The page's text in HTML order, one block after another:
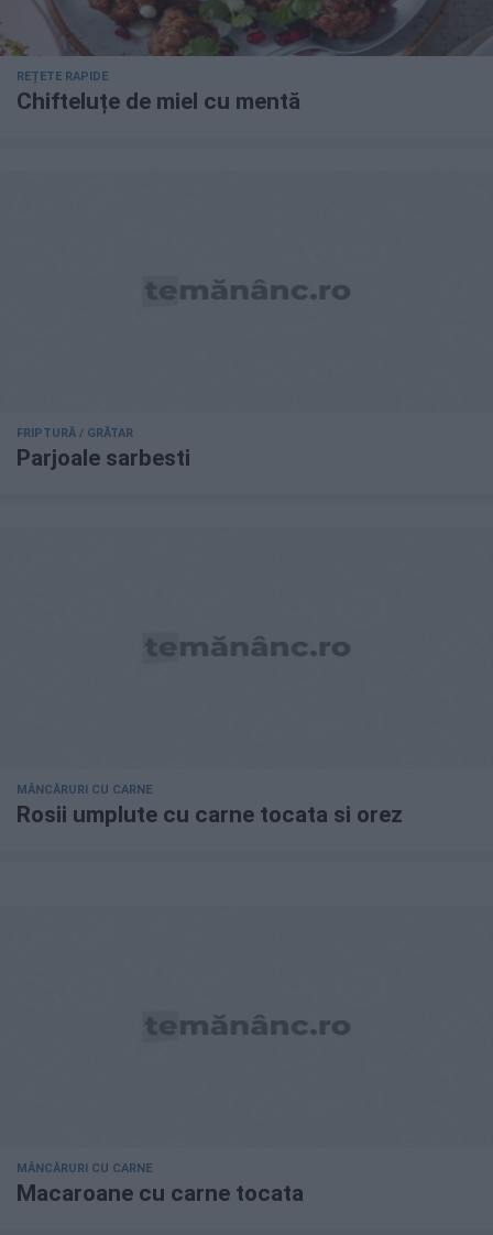
REȚETE RAPIDE
Chifteluțe de miel cu mentă
FRIPTURĂ / GRĂTAR
Parjoale sarbesti
MÂNCĂRURI CU CARNE
Rosii umplute cu carne tocata si orez
MÂNCĂRURI CU CARNE
Macaroane cu carne tocata